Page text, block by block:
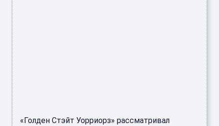
«Голден Стэйт Уорриорз» рассматривал